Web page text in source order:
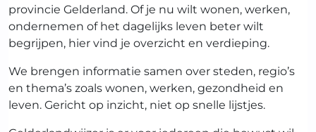
provincie Gelderland. Of je nu wilt wonen, werken,
ondernemen of het dagelijks leven beter wilt
begrijpen, hier vind je overzicht en verdieping.
We brengen informatie samen over steden, regio’s
en thema’s zoals wonen, werken, gezondheid en
leven. Gericht op inzicht, niet op snelle lijstjes.